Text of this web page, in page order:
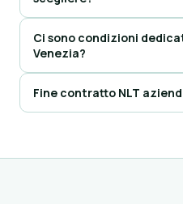
Ci sono condizioni
Venezia?
Fine contratto NLT